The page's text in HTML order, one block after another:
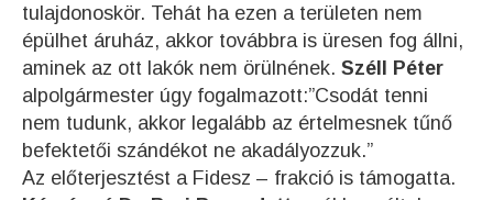
tulajdonoskör. Tehát ha ezen a területen nem
épülhet áruház, akkor továbbra is üresen fog állni,
aminek az ott lakók nem örülnének. Széll Péter
alpolgármester úgy fogalmazott:”Csodát tenni
nem tudunk, akkor legalább az értelmesnek tűnő
befektetői szándékot ne akadályozzuk.”
Az előterjesztést a Fidesz – frakció is támogatta.